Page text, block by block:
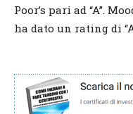
Poor’s pari ad “A”.
ha dato un rating di